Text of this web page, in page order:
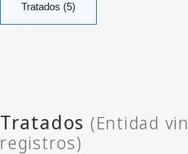
Tratados (5)